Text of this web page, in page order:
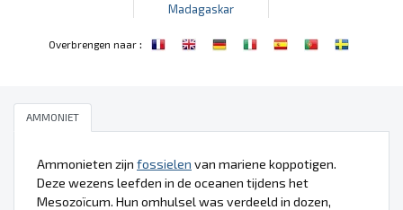
Madagaskar
Overbrengen naar:
AMMONIET
Ammonieten zijn fossielen van mariene koppotigen.
Deze wezens leefden in de oceanen tijdens het
Mesozoïcum. Hun omhulsel was verdeeld in dozen,